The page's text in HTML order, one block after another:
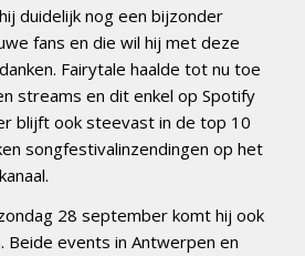
duidelijk nog een bijzonder
fans en die wil hij met deze
Fairytale haalde tot nu toe
streams en dit enkel op Spotify
blijft ook steevast in de top 10
songfestivalinzendingen op het
28 september komt hij ook
Beide events in Antwerpen en